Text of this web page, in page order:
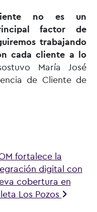
no es un
factor de
trabajando
cada cliente a lo
María José
de Cliente de
fortalece la
digital con
cobertura en
Los Pozos